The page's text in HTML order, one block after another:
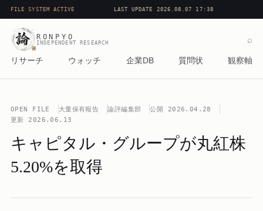
FILE SYSTEM ACTIVE LAST UPDATE 2026.08.07 17:38
RONPYO
INDEPENDENT RESEARCH
リサーチ ウォッチ 企業DB 質問状 観察軸
⌕
OPEN FILE 大量保有報告 論評編集部 公開
2026.04.28
更新 2026.06.13
キャピタル・グループが丸紅株
5.20%を取得